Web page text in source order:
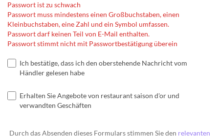
Passwort ist zu schwach
Passwort muss mindestens einen Großbuchstaben, einen
Kleinbuchstaben, eine Zahl und ein Symbol umfassen.
Passwort darf keinen Teil von E-Mail enthalten.
Passwort stimmt nicht mit Passwortbestätigung überein
Ich bestätige, dass ich den oberstehende Nachricht vom
Händler gelesen habe
Erhalten Sie Angebote von restaurant saison d'or und
verwandten Geschäften
Durch das Absenden dieses Formulars stimmen Sie den relevanten